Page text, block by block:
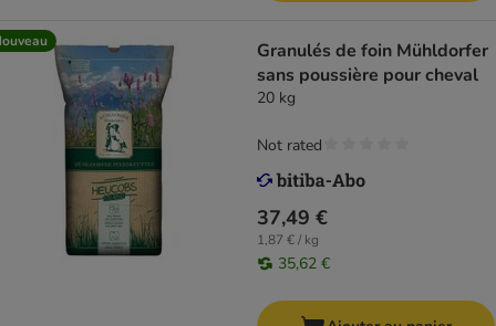
Granulés de foin Mühldorfer
sans poussière pour cheval
20 kg
37,49 €
1,87 € / kg
35,62 €
Not rated